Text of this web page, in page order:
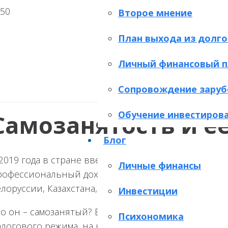
Второе мнение
План выхода из
Личный финансовый
Сопровождение
Обучение
Блог
Личные финансы
Инвестиции
Психономика
и
года в стране введен экспериментальный
доход». Согласно
Казахстана, Киргизии и Армении.
он – самозанятый? Ему – уже есть 16 лет, он